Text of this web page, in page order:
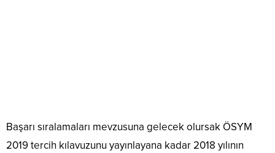
Başarı sıralamaları mevzusuna gelecek olursak ÖSYM
2019 tercih kılavuzunu yayınlayana kadar 2018 yılının